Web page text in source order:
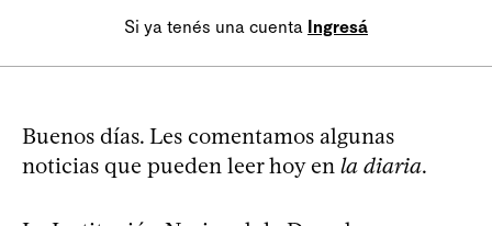
Si ya tenés una cuenta Ingresá
Buenos días. Les comentamos algunas
noticias que pueden leer hoy en la diaria.